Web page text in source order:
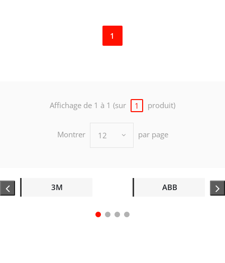
1
Affichage de 1 à 1 (sur 1 produit)
Montrer 12 par page
3M ABB